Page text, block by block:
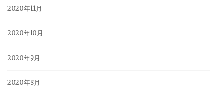
2020年11月
2020年10月
2020年9月
2020年8月